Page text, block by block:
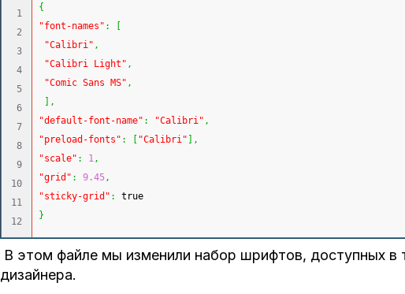
1
2
3
4
5
6
7
8
9
10
11
{
"font-names" :
[
"Calibri" ,
"Calibri Light" ,
"Comic Sans MS" ,
] ,
"default-font-name" : "Calibri" ,
"preload-fonts" : [ "Calibri" ] ,
"scale" : 1 ,
"grid" : 9.45 ,
"sticky-grid" :
true
}
В этом файле мы изменили набор шрифтов, доступных в
дизайнера.